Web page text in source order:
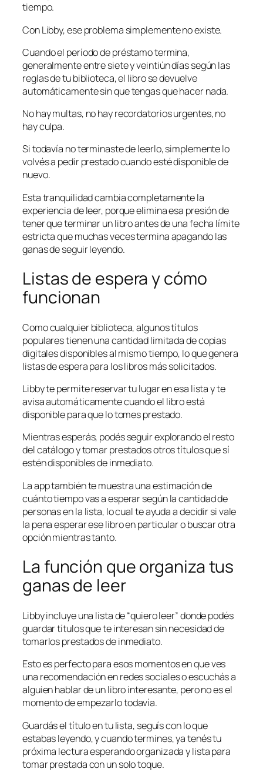
tiempo.
Con Libby, ese problema simplemente no existe.
Cuando el período de préstamo termina,
generalmente entre siete y veintiún días según las
reglas de tu biblioteca, el libro se devuelve
automáticamente sin que tengas que hacer nada.
No hay multas, no hay recordatorios urgentes, no
hay culpa.
Si todavía no terminaste de leerlo, simplemente lo
volvés a pedir prestado cuando esté disponible de
nuevo.
Esta tranquilidad cambia completamente la
experiencia de leer, porque elimina esa presión de
tener que terminar un libro antes de una fecha límite
estricta que muchas veces termina apagando las
ganas de seguir leyendo.
Listas de espera y cómo
funcionan
Como cualquier biblioteca, algunos títulos
populares tienen una cantidad limitada de copias
digitales disponibles al mismo tiempo, lo que genera
listas de espera para los libros más solicitados.
Libby te permite reservar tu lugar en esa lista y te
avisa automáticamente cuando el libro está
disponible para que lo tomes prestado.
Mientras esperás, podés seguir explorando el resto
del catálogo y tomar prestados otros títulos que sí
estén disponibles de inmediato.
La app también te muestra una estimación de
cuánto tiempo vas a esperar según la cantidad de
personas en la lista, lo cual te ayuda a decidir si vale
la pena esperar ese libro en particular o buscar otra
opción mientras tanto.
La función que organiza tus
ganas de leer
Libby incluye una lista de “quiero leer” donde podés
guardar títulos que te interesan sin necesidad de
tomarlos prestados de inmediato.
Esto es perfecto para esos momentos en que ves
una recomendación en redes sociales o escuchás a
alguien hablar de un libro interesante, pero no es el
momento de empezarlo todavía.
Guardás el título en tu lista, seguís con lo que
estabas leyendo, y cuando termines, ya tenés tu
próxima lectura esperando organizada y lista para
tomar prestada con un solo toque.